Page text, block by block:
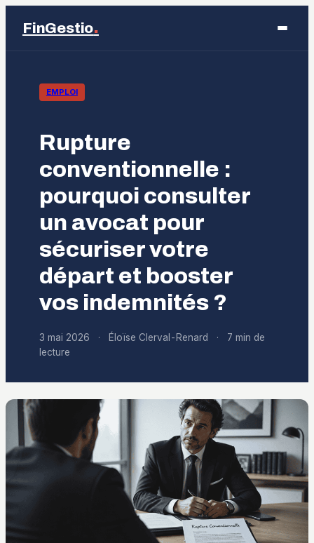
FinGestio.
Business
Finance
Marketing
EMPLOI
Rupture
conventionnelle :
pourquoi consulter
un avocat pour
sécuriser votre
départ et booster
vos indemnités ?
3 mai 2026 · Éloïse Clerval-Renard ·
7 min de
lecture